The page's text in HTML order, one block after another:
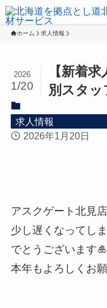
ホーム 求人情報
【新着
別スタ
2026
1/20
求人情報
2026年1月20日
アスクゲート北見店
少し遅くなってし
でとうございます🎍
本年もよろしくお